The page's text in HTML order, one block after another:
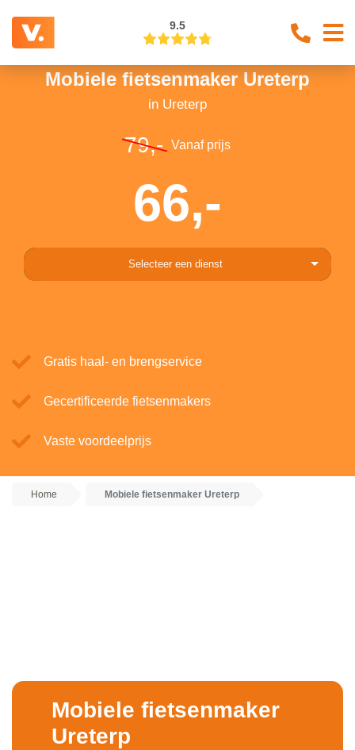
9.5
Mobiele fietsenmaker Ureterp
in Ureterp
79,- Vanaf prijs
66,-
Selecteer een dienst
Gratis haal- en brengservice
Gecertificeerde fietsenmakers
Vaste voordeelprijs
Home Mobiele fietsenmaker Ureterp
Mobiele fietsenmaker
Ureterp